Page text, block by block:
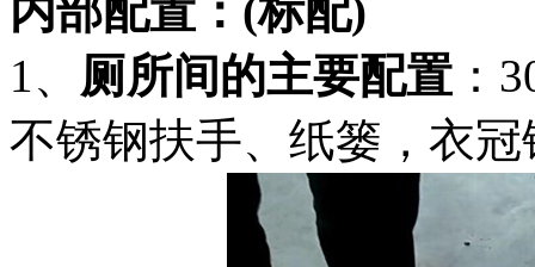
内部配置： (标配)
1、 厕所间的主要配置 ：
不锈钢扶手、纸篓，衣冠